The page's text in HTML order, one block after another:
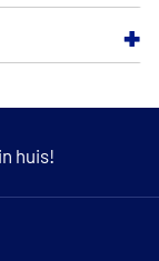
huis!